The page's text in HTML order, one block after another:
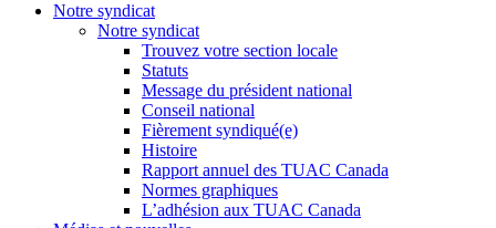
Notre syndicat
Notre syndicat
Trouvez votre section locale
Statuts
Message du président national
Conseil national
Fièrement syndiqué(e)
Histoire
Rapport annuel des TUAC Canada
Normes graphiques
L’adhésion aux TUAC Canada